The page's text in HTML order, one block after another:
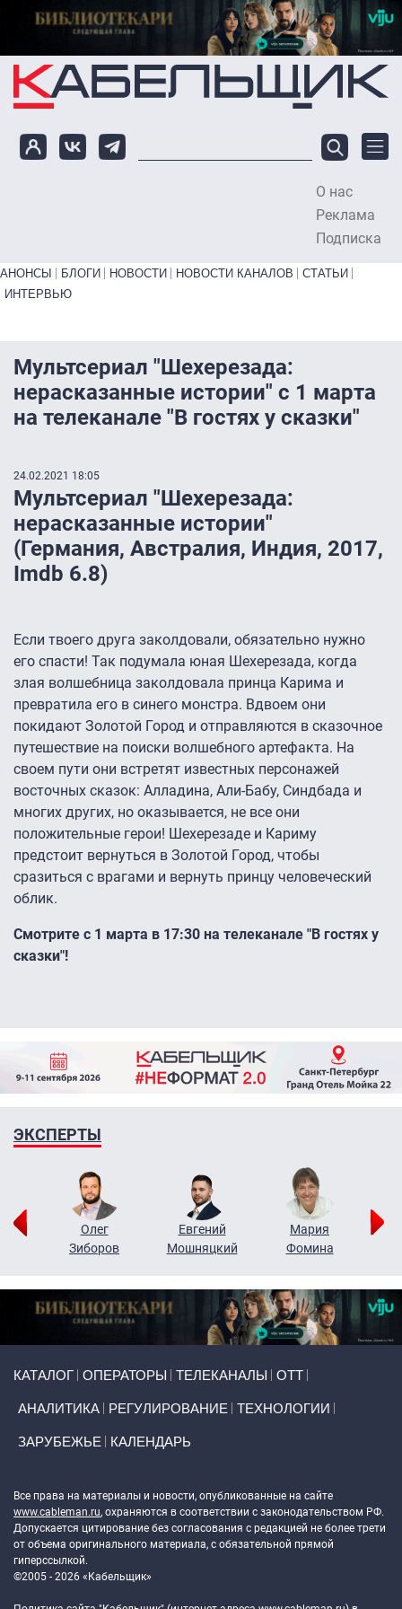
Перейти к основному содержанию
О нас
Реклама
Подписка
Primary links bottom
АНОНСЫ БЛОГИ НОВОСТИ НОВОСТИ КАНАЛОВ
СТАТЬИ
ИНТЕРВЬЮ
Мультсериал "Шехерезада:
нерасказанные истории" с 1 марта
на телеканале "В гостях у сказки"
24.02.2021 18:05
Мультсериал "Шехерезада:
нерасказанные истории"
(Германия, Австралия, Индия, 2017,
Imdb 6.8)
Если твоего друга заколдовали, обязательно нужно
его спасти! Так подумала юная Шехерезада, когда
злая волшебница заколдовала принца Карима и
превратила его в синего монстра. Вдвоем они
покидают Золотой Город и отправляются в сказочное
путешествие на поиски волшебного артефакта. На
своем пути они встретят известных персонажей
восточных сказок: Алладина, Али-Бабу, Синдбада и
многих других, но оказывается, не все они
положительные герои! Шехерезаде и Кариму
предстоит вернуться в Золотой Город, чтобы
сразиться с врагами и вернуть принцу человеческий
облик.
Смотрите с 1 марта в 17:30 на телеканале "В гостях у
сказки"!
ЭКСПЕРТЫ
Олег
Зиборов
Евгений
Мошняцкий
Мария
Фомина
КАТАЛОГ ОПЕРАТОРЫ ТЕЛЕКАНАЛЫ ОТТ
АНАЛИТИКА РЕГУЛИРОВАНИЕ ТЕХНОЛОГИИ
ЗАРУБЕЖЬЕ КАЛЕНДАРЬ
Все права на материалы и новости, опубликованные на сайте
www.cableman.ru, охраняются в соответствии с законодательством РФ.
Допускается цитирование без согласования с редакцией не более трети
от объема оригинального материала, с обязательной прямой
гиперссылкой.
©2005 - 2026 «Кабельщик»